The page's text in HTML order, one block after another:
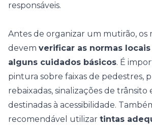
responsáveis.
Antes de organizar um mutirão, os
devem verificar as normas locais
alguns cuidados básicos. É
pintura sobre faixas de pedestres,
rebaixadas, sinalizações de trânsito
destinadas à acessibilidade.
recomendável utilizar tintas